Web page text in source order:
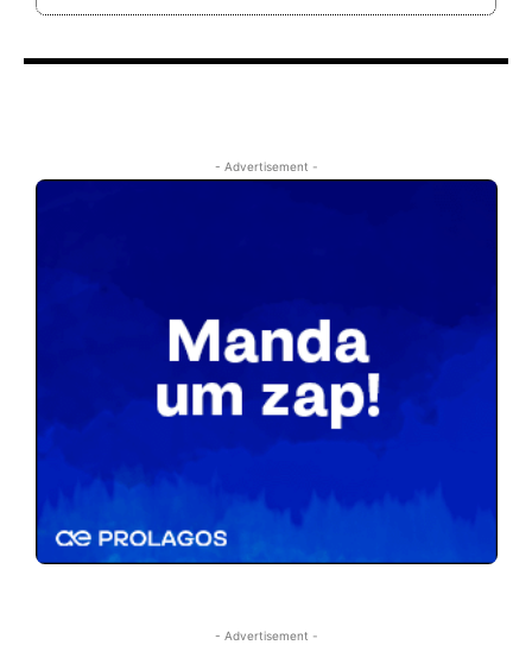
- Advertisement -
- Advertisement -